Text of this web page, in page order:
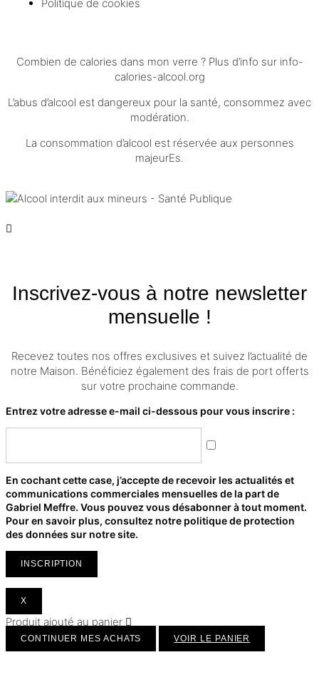
Politique de cookies
Combien de calories dans mon verre ? Plus d’info sur info-
calories-alcool.org
L’abus d’alcool est dangereux pour la santé, consommez avec
modération.
La consommation d’alcool est réservée aux personnes
majeurEs.
Inscrivez-vous à notre newsletter
mensuelle !
Recevez toutes nos offres exclusives et suivez l’actualité de
notre Maison. Bénéficiez également des frais de port offerts
sur votre prochaine commande.
Entrez votre adresse e-mail ci-dessous pour vous inscrire :
En cochant cette case, j’accepte de recevoir les actualités et
communications commerciales mensuelles de la part de
Gabriel Meffre. Vous pouvez vous désabonner à tout moment.
Pour en savoir plus, consultez notre politique de protection
des données sur notre site.
INSCRIPTION
X
Produit ajouté au panier
CONTINUER MES ACHATS VOIR LE PANIER